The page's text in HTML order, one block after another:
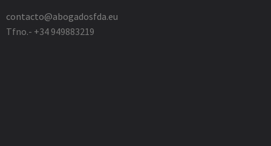
contacto@abogadosfda.eu
Tfno.- +34 949883219